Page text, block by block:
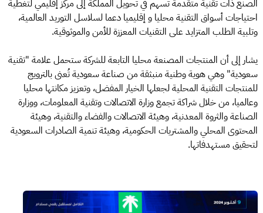
الصنع ذات تقنية متقدمة تسهم في تحويل المملكة إلى مركز إقليمي لتغطية
احتياجات أسواق التقنية محليا و إقليميا دعما لسلاسل التوريد العالمية،
وتلبية الطلب المتزايد على التقنيات المعززة للأمن والموثوقية.
يشار إلى أن المنتجات المصنعة محليا التابعة للشركة ستحمل علامة "تقنية
سعودية" وهي هوية وطنية منبثقة من صناعة سعودية تُعنى بالترويج
للمنتجات التقنية المحلية لجعلها الخيار المفضل، وتعزيز مكانتها محليا
وعالميا، من خلال شراكة تجمع وزارة الاتصالات وتقنية المعلومات، ووزارة
الصناعة والثروة المعدنية، وهيئة الاتصالات والفضاء والتقنية، وهيئة
المحتوى المحلي والمشتريات الحكومية، وهيئة تنمية الصادرات السعودية
لتحقيق مستهدفاتها.